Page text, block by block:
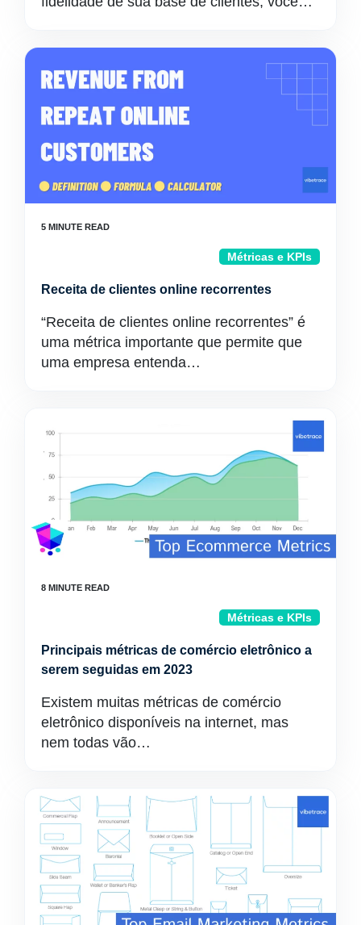
Métricas e KPIs
Receita de clientes online recorrentes
“Receita de clientes online recorrentes” é
uma métrica importante que permite que
uma empresa entenda…
Métricas e KPIs
Principais métricas de comércio eletrônico a
serem seguidas em 2023
Existem muitas métricas de comércio
eletrônico disponíveis na internet, mas
nem todas vão…